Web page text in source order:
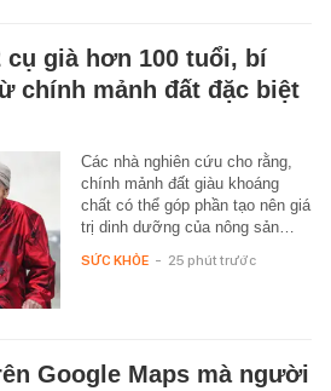
cụ già hơn 100 tuổi, bí
chính mảnh đất đặc biệt
Các nhà nghiên cứu cho rằng,
chính mảnh đất giàu khoáng
chất có thể góp phần tạo nên giá
trị dinh dưỡng của nông sản…
SỨC KHỎE - 25 phút trước
Google Maps mà người